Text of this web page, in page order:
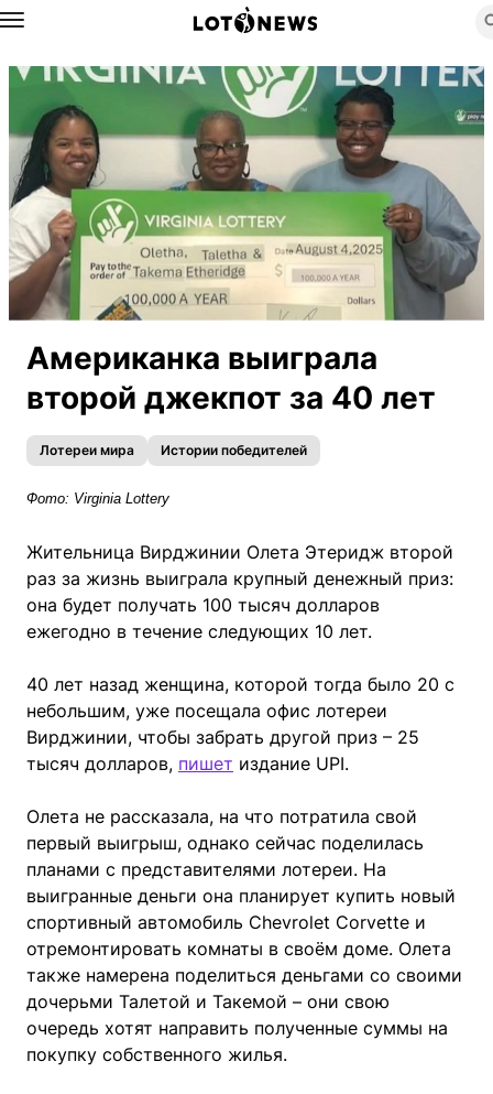
Назад
Американка выиграла
второй джекпот за 40 лет
Лотереи мира Истории победителей
Фото: Virginia Lottery
Жительница Вирджинии Олета Этеридж второй
раз за жизнь выиграла крупный денежный приз:
она будет получать 100 тысяч долларов
ежегодно в течение следующих 10 лет.
40 лет назад женщина, которой тогда было 20 с
небольшим, уже посещала офис лотереи
Вирджинии, чтобы забрать другой приз – 25
тысяч долларов, пишет издание UPI.
Олета не рассказала, на что потратила свой
первый выигрыш, однако сейчас поделилась
планами с представителями лотереи. На
выигранные деньги она планирует купить новый
спортивный автомобиль Chevrolet Corvette и
отремонтировать комнаты в своём доме. Олета
также намерена поделиться деньгами со своими
дочерьми Талетой и Такемой – они свою
очередь хотят направить полученные суммы на
покупку собственного жилья.